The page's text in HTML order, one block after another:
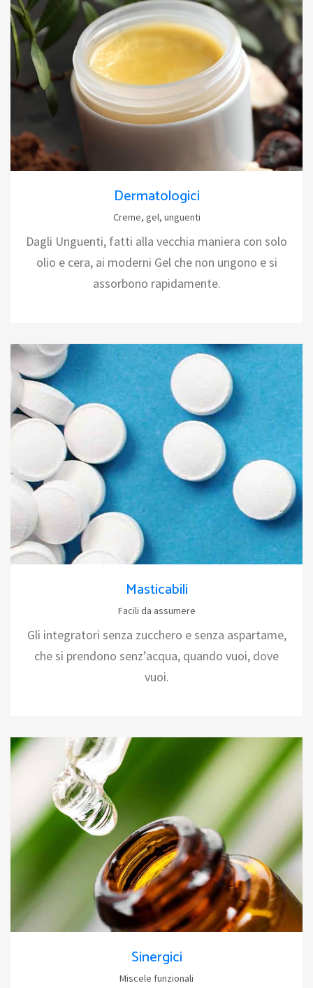
Dermatologici
Creme, gel, unguenti
Dagli Unguenti, fatti alla vecchia maniera con solo
olio e cera, ai moderni Gel che non ungono e si
assorbono rapidamente.
Masticabili
Facili da assumere
Gli integratori senza zucchero e senza aspartame,
che si prendono senz’acqua, quando vuoi, dove
vuoi.
Sinergici
Miscele funzionali